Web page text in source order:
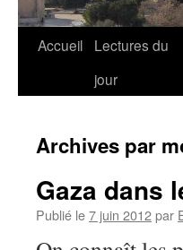
Accueil
Lectures du
jour
Archives par
Gaza dans
Publié le7 juin 2012par